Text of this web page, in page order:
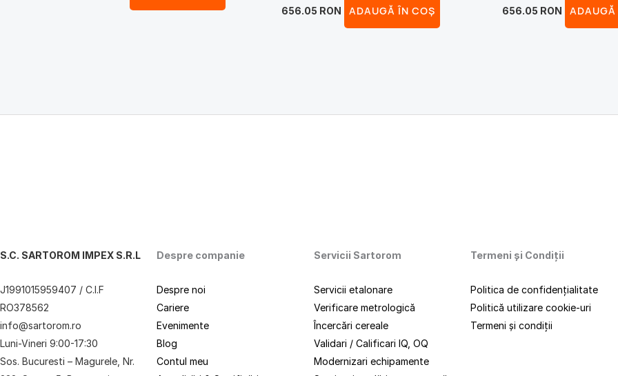
656.05 RON ADAUGĂ ÎN COȘ
656.05 RON
S.C. SARTOROM IMPEX S.R.L
J1991015959407 / C.I.F
RO378562
info@sartorom.ro
Luni-Vineri 9:00-17:30
Sos. Bucuresti – Magurele, Nr.
Despre companie
Despre noi
Cariere
Evenimente
Blog
Contul meu
Servicii Sartorom
Servicii etalonare
Verificare metrologică
Încercări cereale
Validari / Calificari IQ, OQ
Modernizari echipamente
Termeni și Condiții
Politica de confidențialitate
Politică utilizare cookie-uri
Termeni și condiții